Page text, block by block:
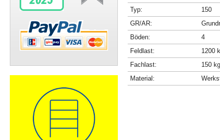
Typ:
150
GR/AR:
Böden:
4
Feldlast:
1200
Fachlast:
150 kg
Material: